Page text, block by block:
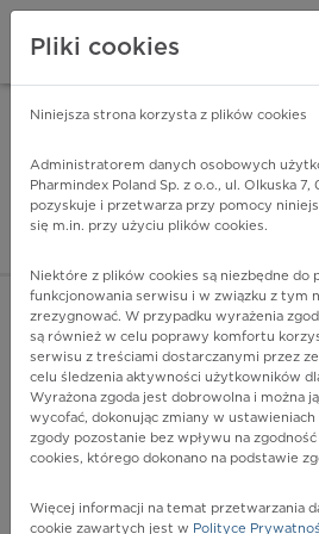
Pharmindex
ZALOGUJ SIĘ
C16 - Nowotwór złośliwy żołądka
Więcej na lekiicd10.pl
Pliki cookies
Niniejsza strona korzysta z plików cookies
Administratorem danych osobowych
Pharmindex Poland Sp. z o.o., ul. Olkuska
pozyskuje i przetwarza przy pomocy
się m.in. przy użyciu plików cookies.
Niektóre z plików cookies są niezbędne do
funkcjonowania serwisu i w związku z tym
zrezygnować. W przypadku wyrażenia
są również w celu poprawy komfortu
serwisu z treściami dostarczanymi przez
celu śledzenia aktywności użytkowników
Wyrażona zgoda jest dobrowolna i można
wycofać, dokonując zmiany w
zgody pozostanie bez wpływu na
cookies, którego dokonano na podstawie
Więcej informacji na temat przetwarzania
cookie zawartych jest w Polityce
ZA DARMO - w Google Play